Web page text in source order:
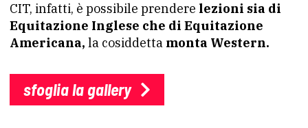
CIT, infatti, è possibile prendere lezioni sia di
Equitazione Inglese che di Equitazione
Americana, la cosiddetta monta Western.
sfoglia la gallery